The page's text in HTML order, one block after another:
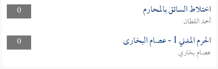
0
اختلاط السائق بالمحارم
أحمد القطان
0
الحرم المدني 1 - عصام البخارى
عصام بخاري